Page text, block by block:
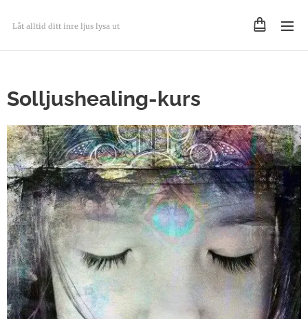
Låt alltid ditt inre ljus lysa ut
Solljushealing-kurs